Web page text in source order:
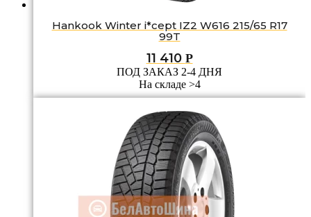
Hankook Winter i*cept IZ2 W616 215/65 R17
99T
11 410 Р
ПОД ЗАКАЗ 2-4 ДНЯ
На складе >4